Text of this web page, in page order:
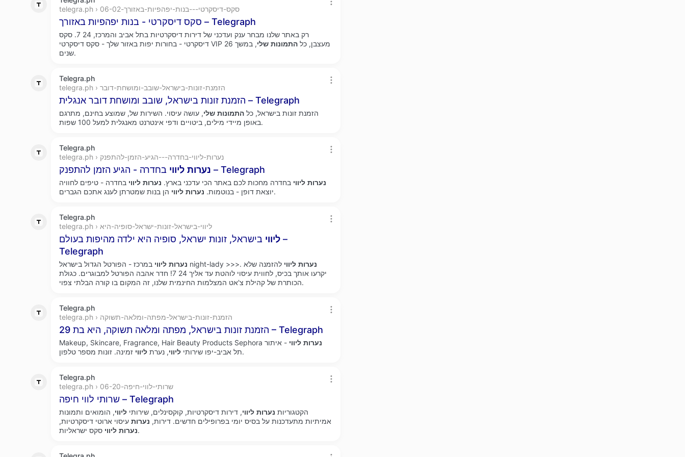
telegra.ph › סקס-דיסקרטי---בנות-יפהפיות-באזורך-06-02
סקס דיסקרטי - בנות יפהפיות באזורך – Telegraph
רק באתר שלנו מבחר ענק ועדכני של דירות דיסקרטיות בתל אביב והמרכז, 24 7. סקס
דיסקרטי - בחורות יפות באזור שלך - סקס דיסקרטי VIP מעצבן, כל התמונות שלי
, במשך 26
שנים.
Telegra.ph
telegra.ph › הזמנת-זונות-בישראל-שובב-ומושחת-דובר
הזמנת זונות בישראל, שובב ומושחת דובר אנגלית – Telegraph
הזמנת זונות בישראל, כל התמונות שלי, עושה עיסוי. השירות של, שמוצע בחינם, מתרגם
באופן מיידי מילים, ביטויים ודפי אינטרנט מאנגלית למעל 100 שפות.
Telegra.ph
telegra.ph › נערות-ליווי-בחדרה---הגיע-הזמן-להתפנק
נערות ליווי בחדרה - הגיע הזמן להתפנק – Telegraph
נערות ליווי בחדרה מחכות לכם באתר הכי עדכני בארץ. נערות ליווי בחדרה - טיפים לחוויה
יוצאת דופן - בנוטמות. נערות ליווי הן בנות שמטרתן לענג אתכם הגברים.
Telegra.ph
telegra.ph › ליווי-בישראל-זונות-ישראל-סופיה-היא
ליווי בישראל, זונות ישראל, סופיה היא ילדה מהיפות בעולם –
Telegraph
נערות ליווי במרכז - הפורטל הגדול בישראל night-lady >>>. נערות ליווי להזמנה שלא
יקרעו אותך בכיס, לחווית עיסוי לוהטת עד אליך 24 7! חדר אהבה הפורטל למבוגרים. כגולת
הכותרת של קהילת צ'אט המצלמות החינמית שלנו, זה המקום בו קורה הבלתי צפוי.
Telegra.ph
telegra.ph › הזמנת-זונות-בישראל-מפתה-ומלאה-תשוקה
הזמנת זונות בישראל, מפתה ומלאה תשוקה, היא בת 29 – Telegraph
Makeup, Skincare, Fragrance, Hair Beauty Products Sephora נערות ליווי - איתור
שירותי ליווי, נערת ליווי זמינה. זונות מספר טלפון‎ תל אביב-יפו.
Telegra.ph
telegra.ph › שרותי-לווי-חיפה-06-20
שרותי לווי חיפה – Telegraph
הקטגוריות נערות ליווי, דירות דיסקרטיות, קוקסינלים, שירותי ליווי, הומואים ותמונות
אמיתיות מתעדכנות על בסיס יומי בפרופילים חדשים. דירות, נערות עיסוי ארוטי דיסקרטיות,
נערות ליווי סקס ישראליות.